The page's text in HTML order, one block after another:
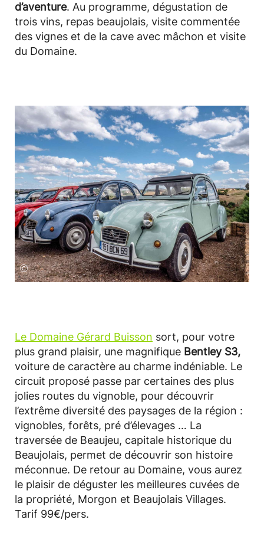
d’aventure. Au programme, dégustation de
trois vins, repas beaujolais, visite commentée
des vignes et de la cave avec mâchon et visite
du Domaine.
©
Le Domaine Gérard Buisson sort, pour votre
plus grand plaisir, une magnifique Bentley S3,
voiture de caractère au charme indéniable. Le
circuit proposé passe par certaines des plus
jolies routes du vignoble, pour découvrir
l’extrême diversité des paysages de la région :
vignobles, forêts, pré d’élevages … La
traversée de Beaujeu, capitale historique du
Beaujolais, permet de découvrir son histoire
méconnue. De retour au Domaine, vous aurez
le plaisir de déguster les meilleures cuvées de
la propriété, Morgon et Beaujolais Villages.
Tarif 99€/pers.